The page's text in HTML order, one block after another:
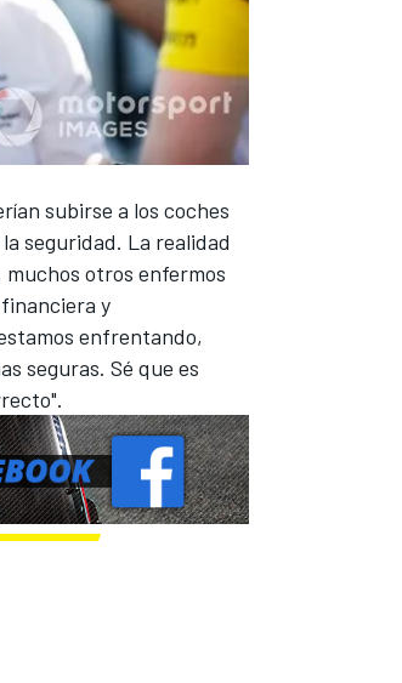
subirse a los coches
seguridad. La realidad
muchos otros enfermos
y
enfrentando,
seguras. Sé que es